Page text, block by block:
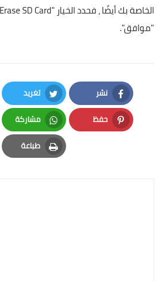
"موافق".
نشر
Facebook
تغريد
Twitter
حفظ
Pinterest
مشاركة
Whatsapp
طباعة
Print